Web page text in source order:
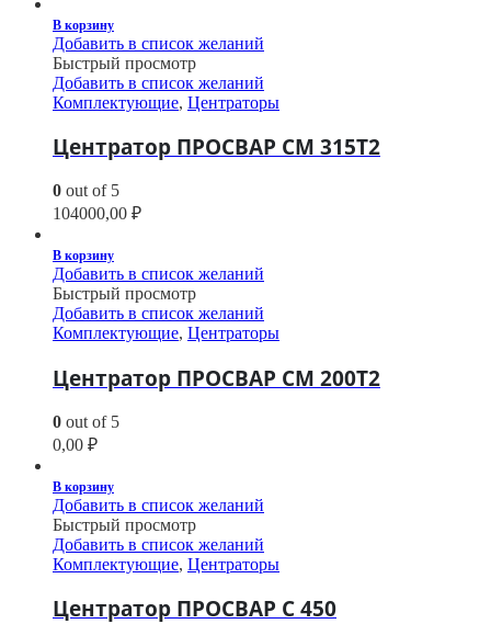
В корзину
Добавить в список желаний
Быстрый просмотр
Добавить в список желаний
Комплектующие, Центраторы
Центратор ПРОСВАР СМ 315Т2
0 out of 5
104000,00 ₽
В корзину
Добавить в список желаний
Быстрый просмотр
Добавить в список желаний
Комплектующие, Центраторы
Центратор ПРОСВАР СМ 200Т2
0 out of 5
0,00 ₽
В корзину
Добавить в список желаний
Быстрый просмотр
Добавить в список желаний
Комплектующие, Центраторы
Центратор ПРОСВАР С 450